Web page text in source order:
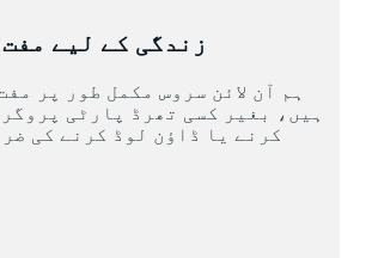
زندگی کے لیے مفت
ہم آن لائن سروس مکمل طور پر
ہیں، بغیر کسی تھرڈ پارٹی
کرنے یا ڈاؤن لوڈ کرنے کی